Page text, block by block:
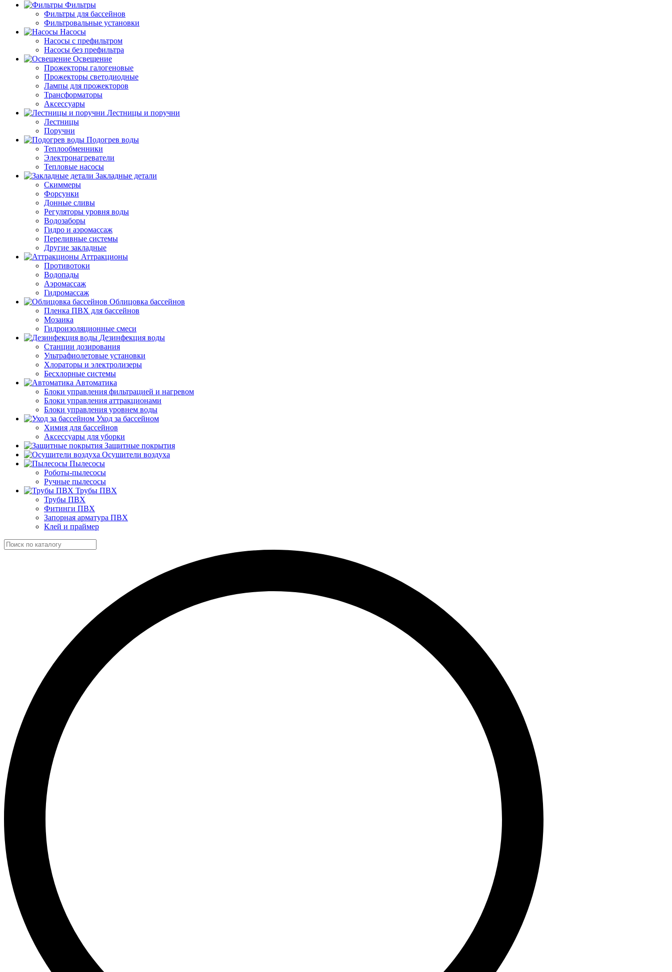
Фильтры
Фильтры для бассейнов
Фильтровальные установки
Насосы
Насосы с префильтром
Насосы без префильтра
Освещение
Прожекторы галогеновые
Прожекторы светодиодные
Лампы для прожекторов
Трансформаторы
Аксессуары
Лестницы и поручни
Лестницы
Поручни
Подогрев воды
Теплообменники
Электронагреватели
Тепловые насосы
Закладные детали
Скиммеры
Форсунки
Донные сливы
Регуляторы уровня воды
Водозаборы
Гидро и аэромассаж
Переливные системы
Другие закладные
Аттракционы
Противотоки
Водопады
Аэромассаж
Гидромассаж
Облицовка бассейнов
Пленка ПВХ для бассейнов
Мозаика
Гидроизоляционные смеси
Дезинфекция воды
Станции дозирования
Ультрафиолетовые установки
Хлораторы и электролизеры
Бесхлорные системы
Автоматика
Блоки управления фильтрацией и нагревом
Блоки управления аттракционами
Блоки управления уровнем воды
Уход за бассейном
Химия для бассейнов
Аксессуары для уборки
Защитные покрытия
Осушители воздуха
Пылесосы
Роботы-пылесосы
Ручные пылесосы
Трубы ПВХ
Трубы ПВХ
Фитинги ПВХ
Запорная арматура ПВХ
Клей и праймер